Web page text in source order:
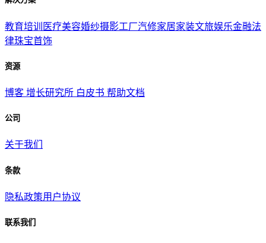
教育培训 医疗美容婚纱摄影工厂汽修家居家装文旅娱乐金融法
律珠宝首饰
资源
博客 增长研究所 白皮书 帮助文档
公司
关于我们
条款
隐私政策用户协议
联系我们